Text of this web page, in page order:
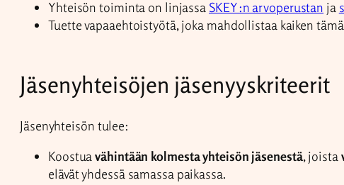
Yhteisön toiminta on linjassa SKEY:n arvoperustan ja
Tuette vapaaehtoistyötä, joka mahdollistaa kaiken
Jäsenyhteisöjen jäsenyyskriteerit
Jäsenyhteisön tulee:
Koostuavähintään kolmesta yhteisön jäsenestä, joista
elävät yhdessä samassa paikassa.